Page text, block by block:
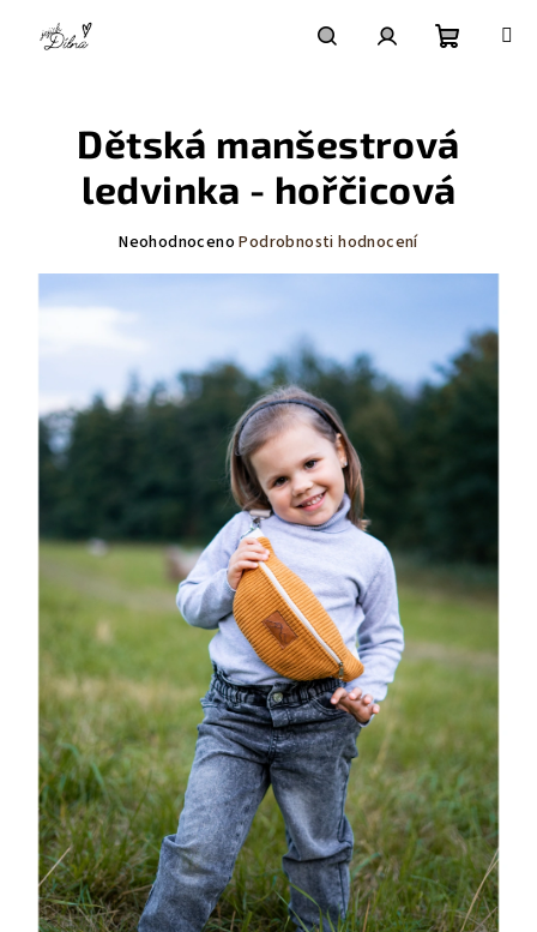
košík
Dětská manšestrová
ledvinka - hořčicová
produktu
hvězdiček.
Neohodnoceno Podrobnosti hodnocení